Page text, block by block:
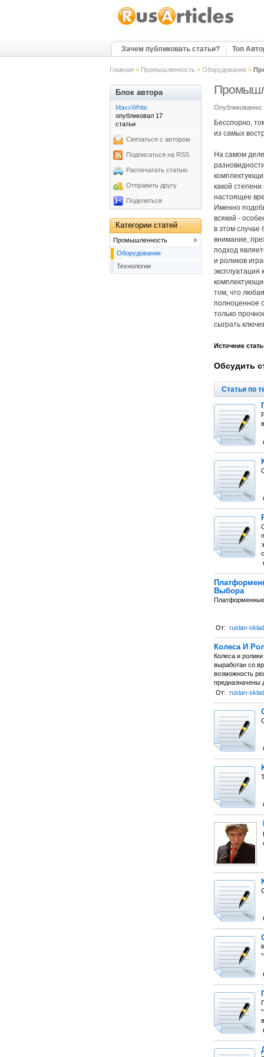
Зачем публиковать статьи? Топ
Главная > Промышленность > Оборудование>
Бесспорно,
из самых
На самом
какой
настоящее
Именно
всякий -
в этом
внимание,
подход
и роликов
эксплуатация
том, что
полноценное
только
сыграть
Источник
Обсудить
Статьи по
Выбора
От: ruslan-sklad
Колеса И
Колеса и
выработан со
возможность
предназначены
От: ruslan-sklad
Блок автора
MaxxWhite
опубликовал 17
статьи
Связаться с автором
Подписаться на RSS
Распечатать статью
Отправить другу
Поделиться
Категории статей
Промышленность
Оборудование
Технологии